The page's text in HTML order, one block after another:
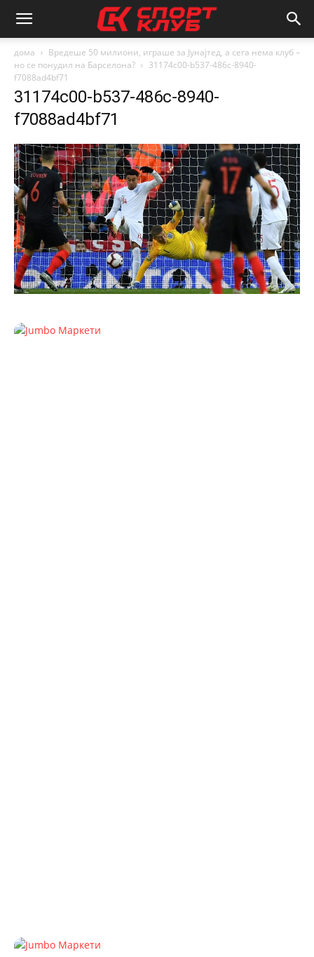
дома
Вредеше 50 милиони, играше за Јунајтед, а сега нема клуб –
но се понудил на Барселона?
31174c00-b537-486c-8940-
f7088ad4bf71
31174c00-b537-486c-8940-
f7088ad4bf71